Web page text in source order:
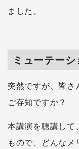
ました。
ミューテー
突然ですが、皆さ
ご存知ですか？
本講演を聴講して
もので、どんな